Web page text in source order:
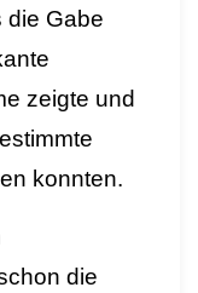
die Gabe
zeigte und
konnten.
die